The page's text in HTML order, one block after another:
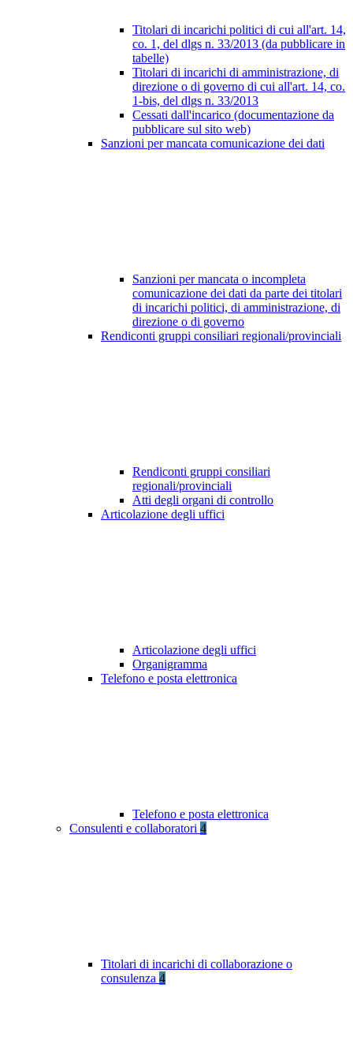
Titolari di incarichi politici di cui all'art. 14,
co. 1, del dlgs n. 33/2013 (da pubblicare in
tabelle)
Titolari di incarichi di amministrazione, di
direzione o di governo di cui all'art. 14, co.
1-bis, del dlgs n. 33/2013
Cessati dall'incarico (documentazione da
pubblicare sul sito web)
Sanzioni per mancata comunicazione dei dati
Sanzioni per mancata o incompleta
comunicazione dei dati da parte dei titolari
di incarichi politici, di amministrazione, di
direzione o di governo
Rendiconti gruppi consiliari regionali/provinciali
Rendiconti gruppi consiliari
regionali/provinciali
Atti degli organi di controllo
Articolazione degli uffici
Articolazione degli uffici
Organigramma
Telefono e posta elettronica
Telefono e posta elettronica
Consulenti e collaboratori 4
Titolari di incarichi di collaborazione o
consulenza 4